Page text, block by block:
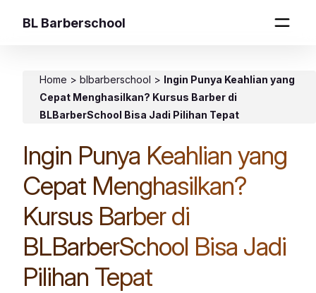
BL Barberschool
Home > blbarberschool > Ingin Punya Keahlian yang
Cepat Menghasilkan? Kursus Barber di
BLBarberSchool Bisa Jadi Pilihan Tepat
Ingin Punya Keahlian yang
Cepat Menghasilkan?
Kursus Barber di
BLBarberSchool Bisa Jadi
Pilihan Tepat